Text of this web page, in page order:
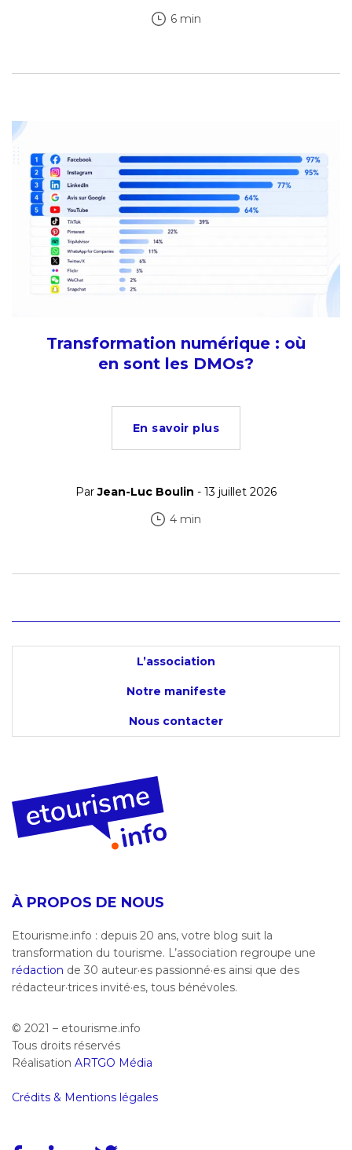
6 min
Transformation numérique : où
en sont les DMOs?
En savoir plus
ParJean-Luc Boulin - 13 juillet 2026
4 min
L’association
Notre manifeste
Nous contacter
À PROPOS DE NOUS
Etourisme.info : depuis 20 ans, votre blog suit la
transformation du tourisme. L’association regroupe une
rédaction de 30 auteur·es passionné·es ainsi que des
rédacteur·trices invité·es, tous bénévoles.
© 2021 – etourisme.info
Tous droits réservés
Réalisation ARTGO Média
Crédits & Mentions légales